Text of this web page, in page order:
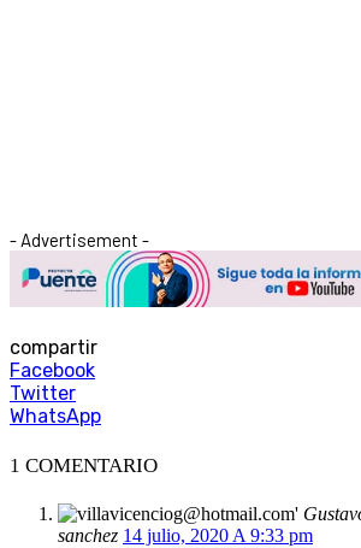
- Advertisement -
compartir
Facebook
Twitter
WhatsApp
1 COMENTARIO
sanchez 14 julio, 2020 A 9:33 pm